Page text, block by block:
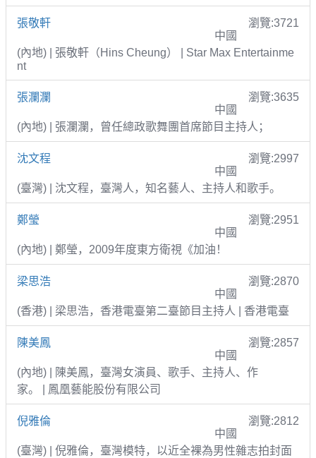
張敬軒
瀏覽:3721
中國
(內地) | 張敬軒（Hins Cheung） | Star Max Entertainme
nt
張瀾瀾
瀏覽:3635
中國
(內地) | 張瀾瀾，曾任總政歌舞團首席節目主持人；
沈文程
瀏覽:2997
中國
(臺灣) | 沈文程，臺灣人，知名藝人、主持人和歌手。
鄭瑩
瀏覽:2951
中國
(內地) | 鄭瑩，2009年度東方衛視《加油！
梁思浩
瀏覽:2870
中國
(香港) | 梁思浩，香港電臺第二臺節目主持人 | 香港電臺
陳美鳳
瀏覽:2857
中國
(內地) | 陳美鳳，臺灣女演員、歌手、主持人、作
家。 | 鳳凰藝能股份有限公司
倪雅倫
瀏覽:2812
中國
(臺灣) | 倪雅倫，臺灣模特，以近全裸為男性雜志拍封面